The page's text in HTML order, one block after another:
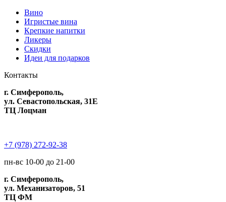
Вино
Игристые вина
Крепкие напитки
Ликеры
Скидки
Идеи для подарков
Контакты
г. Симферополь,
ул. Севастопольская, 31Е
ТЦ Лоцман
+7 (978) 272-92-38
пн-вс 10-00 до 21-00
г. Симферополь,
ул. Механизаторов, 51
ТЦ ФМ